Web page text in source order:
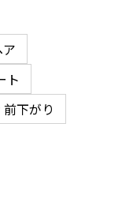
ト
前下がり